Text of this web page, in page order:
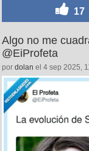
17
Algo no me
@EiProfeta
por dolan el 4 sep 2025,